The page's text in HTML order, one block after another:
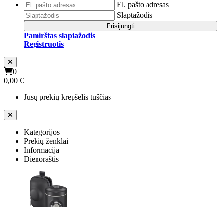
El. pašto adresas
Slaptažodis
Prisijungti
Pamirštas slaptažodis
Registruotis
0
0,00 €
Jūsų prekių krepšelis tuščias
Kategorijos
Prekių ženklai
Informacija
Dienoraštis